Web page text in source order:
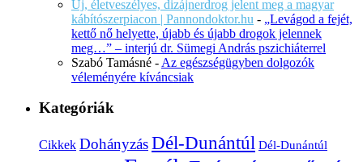
Új, életveszélyes, dizájnerdrog jelent meg a magyar
kábítószerpiacon | Pannondoktor.hu - „Levágod a fejét,
kettő nő helyette, újabb és újabb drogok jelennek
meg…” – interjú dr. Sümegi András pszichiáterrel
Szabó Tamásné - Az egészségügyben dolgozók
véleményére kíváncsiak
Kategóriák
Cikkek DohányzásDél-Dunántúl Dél-Dunántúl